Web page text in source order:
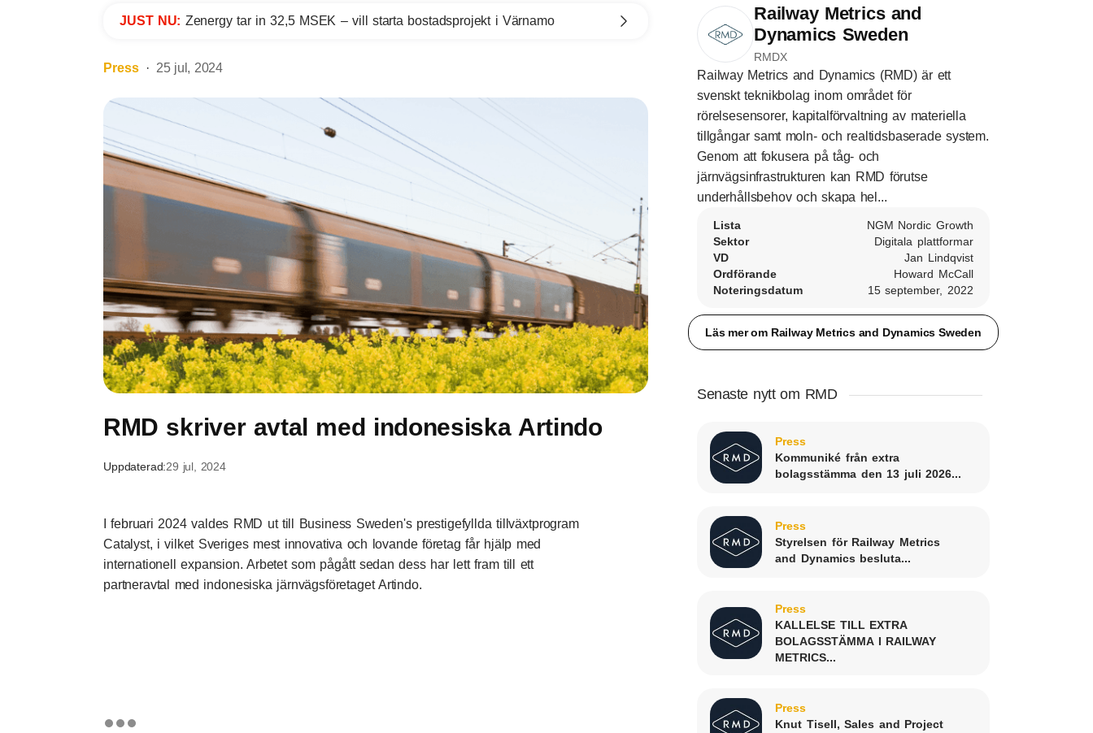
JUST NU: Zenergy tar in 32,5 MSEK – vill starta bostadsprojekt i Värnamo
Press 25 jul, 2024
RMD skriver avtal med indonesiska Artindo
Uppdaterad:29 jul, 2024
I februari 2024 valdes RMD ut till Business Sweden's prestigefyllda tillväxtprogram
Catalyst, i vilket Sveriges mest innovativa och lovande företag får hjälp med
internationell expansion. Arbetet som pågått sedan dess har lett fram till ett
partneravtal med indonesiska järnvägsföretaget Artindo.
Railway Metrics and
Dynamics Sweden
RMDX
Railway Metrics and Dynamics (RMD) är ett
svenskt teknikbolag inom området för
rörelsesensorer, kapitalförvaltning av materiella
tillgångar samt moln- och realtidsbaserade system.
Genom att fokusera på tåg- och
järnvägsinfrastrukturen kan RMD förutse
underhållsbehov och skapa hel...
Lista
NGM Nordic Growth
Sektor
Digitala plattformar
VD
Jan Lindqvist
Ordförande
Howard McCall
Noteringsdatum
15 september, 2022
Läs mer om Railway Metrics and Dynamics Sweden
Senaste nytt om RMD
Press
Kommuniké från extra
bolagsstämma den 13 juli 2026...
Press
Styrelsen för Railway Metrics
and Dynamics besluta...
Press
KALLELSE TILL EXTRA
BOLAGSSTÄMMA I RAILWAY
METRICS...
Press
Knut Tisell, Sales and Project